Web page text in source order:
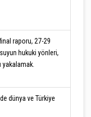
raporu, 27-29
hukuki yönleri,
dünya ve Türkiye